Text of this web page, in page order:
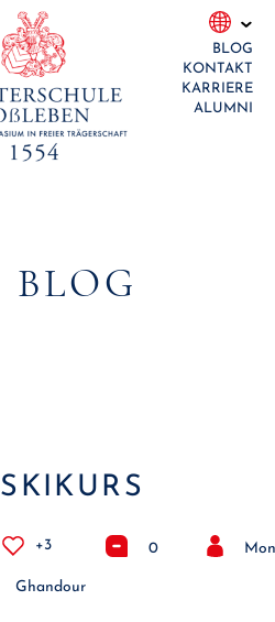
BLOG
KONTAKT
KARRIERE
ALUMNI
BLOG
SKIKURS
+3 0
Ghandour